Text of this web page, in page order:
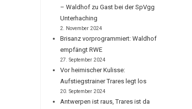
– Waldhof zu Gast bei der SpVgg
Unterhaching
2. November 2024
Brisanz vorprogrammiert: Waldhof
empfängt RWE
27. September 2024
Vor heimischer Kulisse:
Aufstiegstrainer Trares legt los
20. September 2024
Antwerpen ist raus, Trares ist da